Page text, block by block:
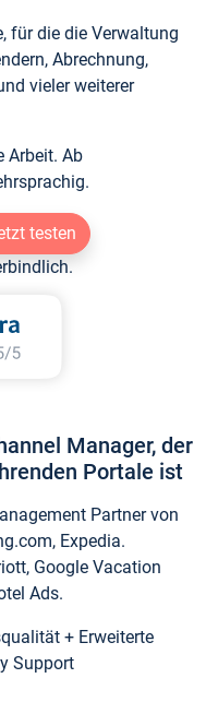
für die die Verwaltung
Abrechnung,
vieler weiterer
Arbeit. Ab
testen
Manager, der
Portale ist
Partner von
Expedia.
Google Vacation
Ads.
+ Erweiterte
Support